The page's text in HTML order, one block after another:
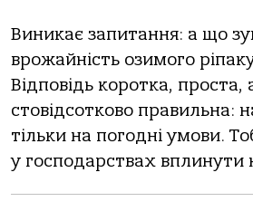
Виникає запитання: а що
врожайність озимого
Відповідь коротка, проста,
стовідсотково правильна:
тільки на погодні умови.
у господарствах вплинути